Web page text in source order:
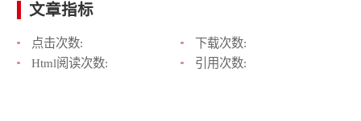
文章指标
点击次数:
下载次数:
Html阅读次数:
引用次数: